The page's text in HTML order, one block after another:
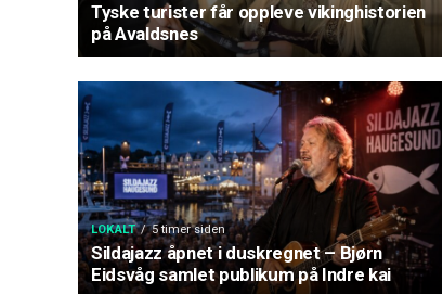
Tyske turister får oppleve vikinghistorien
på Avaldsnes
LOKALT 5 timer siden
Sildajazz åpnet i duskregnet – Bjørn
Eidsvåg samlet publikum på Indre kai